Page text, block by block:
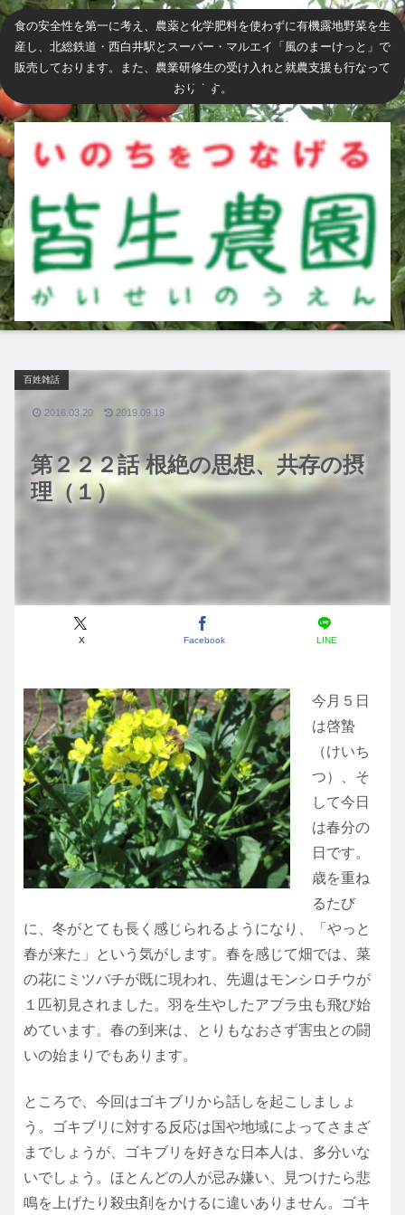
食の安全性を第一に考え、農薬と化学肥料を使わずに有機露地野菜を生
産し、北総鉄道・西白井駅とスーパー・マルエイ「風のまーけっと」で
販売しております。また、農業研修生の受け入れと就農支援も行なって
おります。
第２２２話 根絶の思想、共存の摂
理（１）
百姓雑話
X Facebook LINE
2016.03.20 2019.09.19
今月５日
は啓蟄
（けいち
つ）、そ
して今日
は春分の
日です。
歳を重ね
るたび
に、冬がとても長く感じられるようになり、「やっと
春が来た」という気がします。春を感じて畑では、菜
の花にミツバチが既に現われ、先週はモンシロチウが
１匹初見されました。羽を生やしたアブラ虫も飛び始
めています。春の到来は、とりもなおさず害虫との闘
いの始まりでもあります。
ところで、今回はゴキブリから話しを起こしましょ
う。ゴキブリに対する反応は国や地域によってさまざ
までしょうが、ゴキブリを好きな日本人は、多分いな
いでしょう。ほとんどの人が忌み嫌い、見つけたら悲
鳴を上げたり殺虫剤をかけるに違いありません。ゴキ